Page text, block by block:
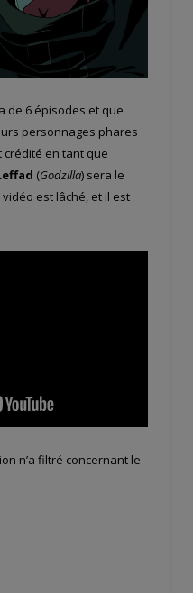
de 6 épisodes et que
personnages phares
crédité en tant que
(Godzilla) sera le
est lâché, et il est
n’a filtré concernant le